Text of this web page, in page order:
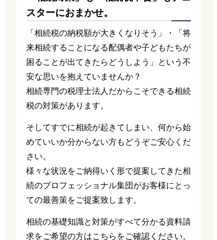
スターにおまかせ。
「相続税の納税額が大きくなりそう」・「将
来相続することになる配偶者や子どもたちが
困ることが出てきたらどうしよう」という不
安な思いを抱えていませんか？
相続専門の税理士法人だからこそできる相続
税の対策があります。
そしてすでに相続が起きてしまい、何から始
めていいか分からない方もどうぞご安心くだ
さい。
様々な状況をご納得いく形で提案してきた相
続のプロフェッショナル集団がお客様にとっ
ての最善策をご提案致します。
相続の基礎知識と対策がすべて分かる資料請
求をご希望の方はこちらをご確認ください。